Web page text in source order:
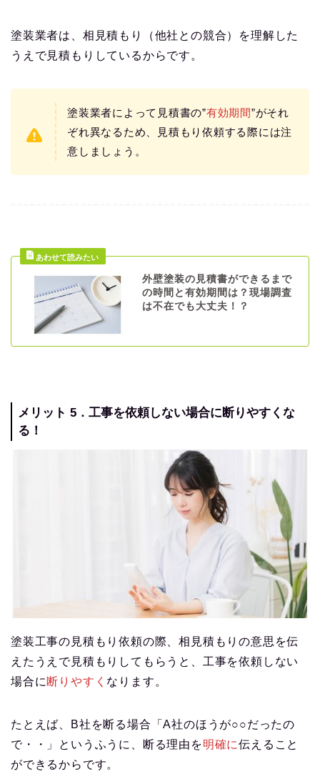
塗装業者は、相見積もり（他社との競合）を理解した
うえで見積もりしているからです。
塗装業者によって見積書の”有効期間”がそれ
ぞれ異なるため、見積もり依頼する際には注
意しましょう。
外壁塗装の見積書ができるまで
の時間と有効期間は？現場調査
は不在でも大丈夫！？
メリット 5．工事を依頼しない場合に断りやすくな
る！
塗装工事の見積もり依頼の際、相見積もりの意思を伝
えたうえで見積もりしてもらうと、工事を依頼しない
場合に断りやすく なります。
たとえば、B社を断る場合「A社のほうが○○だったの
で・・」というふうに、断る理由を明確に伝えること
ができるからです。